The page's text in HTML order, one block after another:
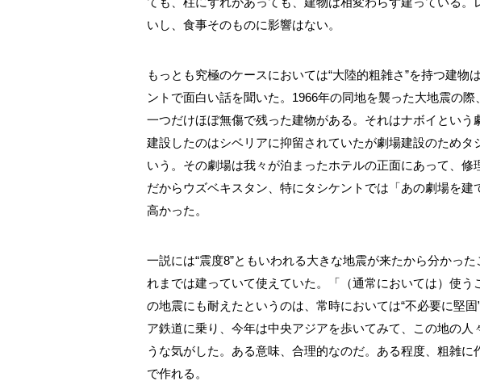
いし、食事そのものに影響はない。
もっとも究極のケースにおいては“大陸的粗雑さ”を持つ建物
ントで面白い話を聞いた。1966年の同地を襲った大地震の際
一つだけほぼ無傷で残った建物がある。それはナボイとい
建設したのはシベリアに抑留されていたが劇場建設のためタ
いう。その劇場は我々が泊まったホテルの正面にあって、修
だからウズベキスタン、特にタシケントでは「あの劇場を
高かった。
一説には“震度8”ともいわれる大きな地震が来たから分かっ
れまでは建っていて使えていた。「（通常においては）使う
の地震にも耐えたというのは、常時においては“不必要に堅
ア鉄道に乗り、今年は中央アジアを歩いてみて、この地の
うな気がした。ある意味、合理的なのだ。ある程度、粗雑
で作れる。